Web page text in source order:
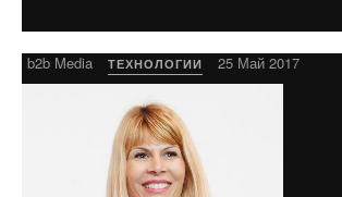
b2b Media ТЕХНОЛОГИИ 25 Май 2017